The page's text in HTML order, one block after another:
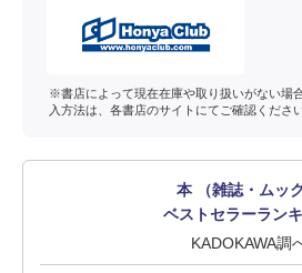
※書店によって現在在庫や取り扱いがない場
入方法は、各書店のサイトにてご確認ください
本 （雑誌・ムック
ベストセラーラン
KADOKAWA調